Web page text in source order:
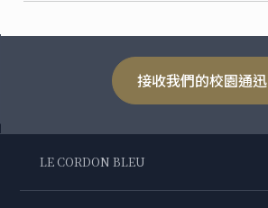
接收我們的校園通迅
LE CORDON BLEU